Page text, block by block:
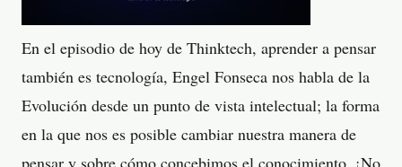
En el episodio de hoy de Thinktech, aprender a pensar
también es tecnología, Engel Fonseca nos habla de la
Evolución desde un punto de vista intelectual; la forma
en la que nos es posible cambiar nuestra manera de